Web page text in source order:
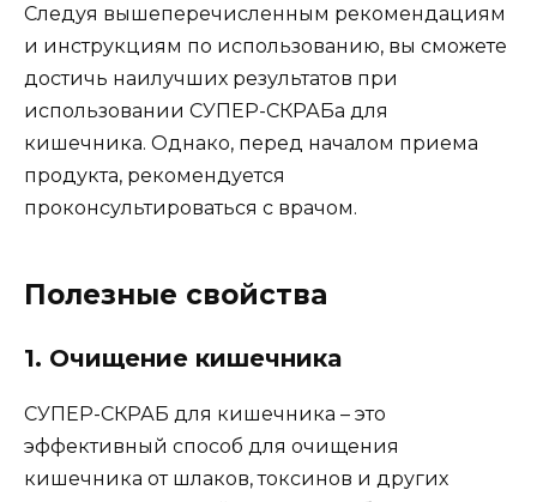
Следуя вышеперечисленным рекомендациям
и инструкциям по использованию, вы сможете
достичь наилучших результатов при
использовании СУПЕР-СКРАБа для
кишечника. Однако, перед началом приема
продукта, рекомендуется
проконсультироваться с врачом.
Полезные свойства
1. Очищение кишечника
СУПЕР-СКРАБ для кишечника – это
эффективный способ для очищения
кишечника от шлаков, токсинов и других